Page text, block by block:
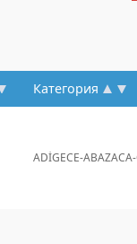
Категория
ADİGECE-